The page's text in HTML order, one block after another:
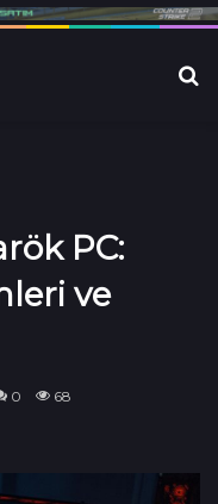
PC:
ve
0 68